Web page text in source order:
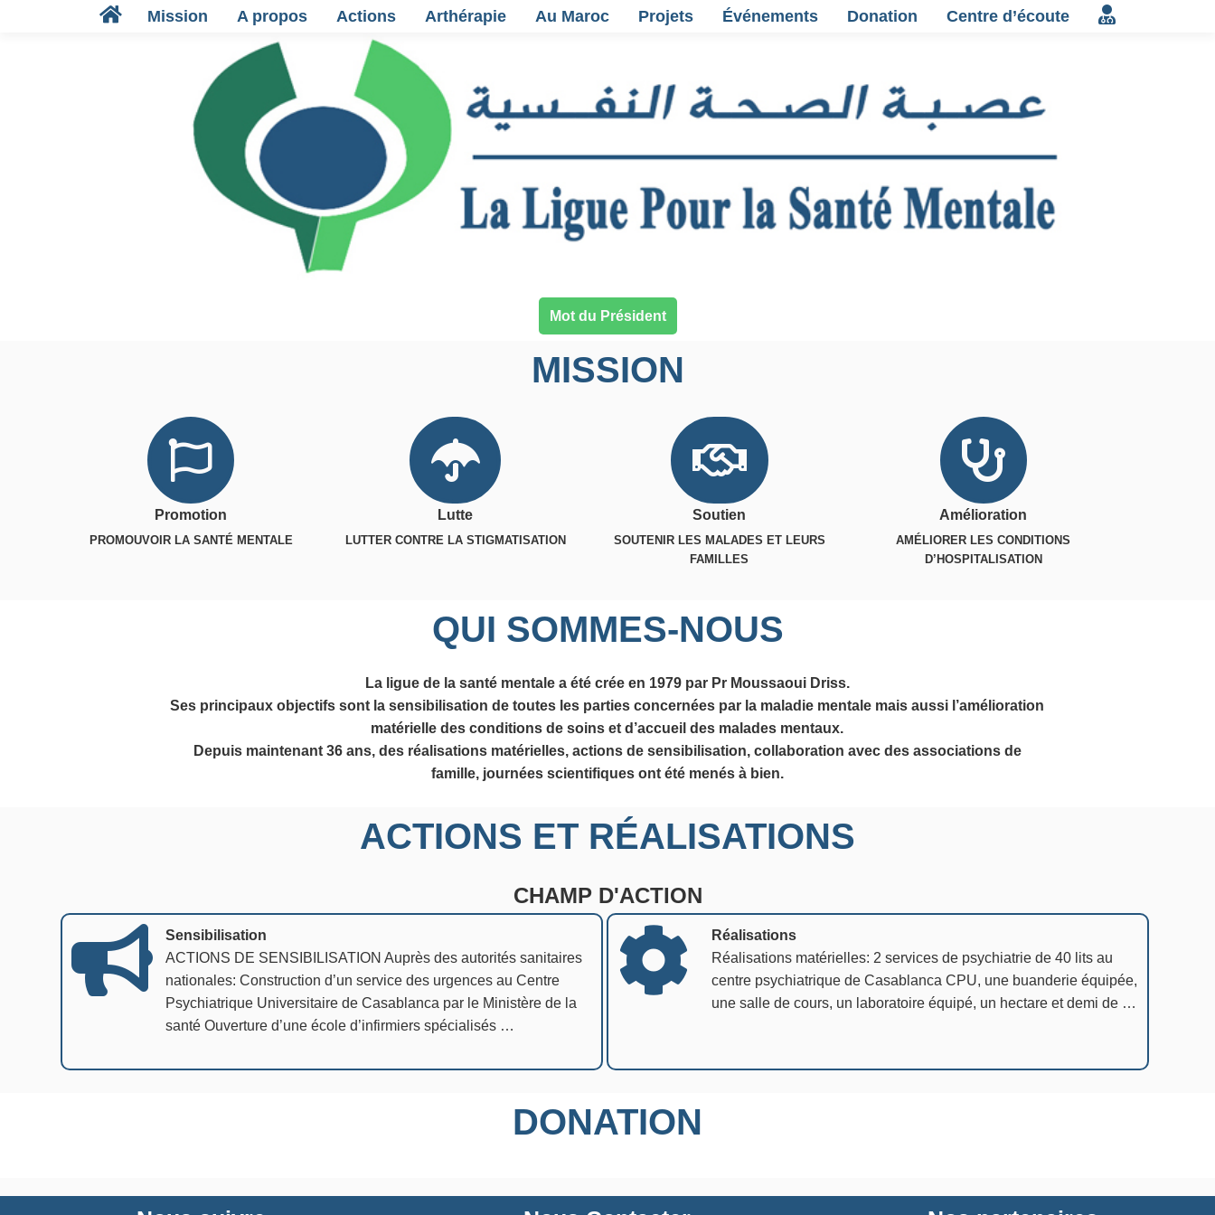
Mission A propos Actions Arthérapie Au Maroc Projets Événements Donation Centre d’écoute
Mot du Président
MISSION
Promotion
PROMOUVOIR LA SANTÉ MENTALE
Lutte
LUTTER CONTRE LA STIGMATISATION
Soutien
SOUTENIR LES MALADES ET LEURS
FAMILLES
Amélioration
AMÉLIORER LES CONDITIONS
D’HOSPITALISATION
QUI SOMMES-NOUS
La ligue de la santé mentale a été crée en 1979 par Pr Moussaoui Driss.
Ses principaux objectifs sont la sensibilisation de toutes les parties concernées par la maladie mentale mais aussi l’amélioration
matérielle des conditions de soins et d’accueil des malades mentaux.
Depuis maintenant 36 ans, des réalisations matérielles, actions de sensibilisation, collaboration avec des associations de
famille, journées scientifiques ont été menés à bien.
ACTIONS ET RÉALISATIONS
CHAMP D'ACTION
Sensibilisation
ACTIONS DE SENSIBILISATION Auprès des autorités sanitaires
nationales: Construction d’un service des urgences au Centre
Psychiatrique Universitaire de Casablanca par le Ministère de la
santé Ouverture d’une école d’infirmiers spécialisés …
Réalisations
Réalisations matérielles: 2 services de psychiatrie de 40 lits au
centre psychiatrique de Casablanca CPU, une buanderie équipée,
une salle de cours, un laboratoire équipé, un hectare et demi de …
DONATION